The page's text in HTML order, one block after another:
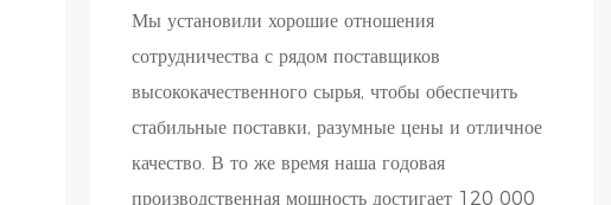
Мы установили хорошие отношения
сотрудничества с рядом поставщиков
высококачественного сырья, чтобы обеспечить
стабильные поставки, разумные цены и отличное
качество. В то же время наша годовая
производственная мощность достигает 120 000